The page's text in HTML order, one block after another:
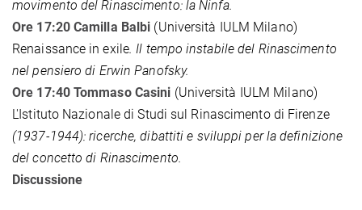
movimento del Rinascimento: la Ninfa.
Ore 17:20 Camilla Balbi (Università IULM Milano)
Renaissance in exile. Il tempo instabile del Rinascimento
nel pensiero di Erwin Panofsky.
Ore 17:40 Tommaso Casini (Università IULM Milano)
L'Istituto Nazionale di Studi sul Rinascimento di Firenze
(1937-1944): ricerche, dibattiti e sviluppi per la definizione
del concetto di Rinascimento.
Discussione